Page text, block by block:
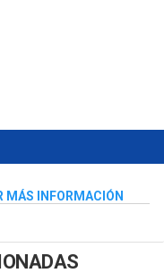
MÁS INFORMACIÓN